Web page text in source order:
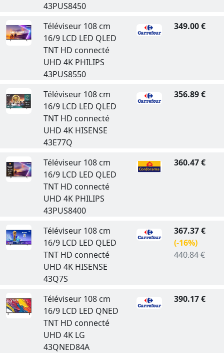
43PUS8450
Téléviseur 108 cm
16/9 LCD LED QLED
TNT HD connecté
UHD 4K PHILIPS
43PUS8550
349.00 €
Téléviseur 108 cm
16/9 LCD LED QLED
TNT HD connecté
UHD 4K HISENSE
43E77Q
356.89 €
Téléviseur 108 cm
16/9 LCD LED QLED
TNT HD connecté
UHD 4K PHILIPS
43PUS8400
360.47 €
Téléviseur 108 cm
16/9 LCD LED QLED
TNT HD connecté
UHD 4K HISENSE
43Q7S
367.37 €
(-16%)
440.84 €
Téléviseur 108 cm
16/9 LCD LED QNED
TNT HD connecté
UHD 4K LG
43QNED84A
390.17 €